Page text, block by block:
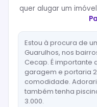
quer alugarum
Estou à procura de
Guarulhos, nos
Cecap. É importante
garagem e portaria
comodidade.
também tenha
3.000.